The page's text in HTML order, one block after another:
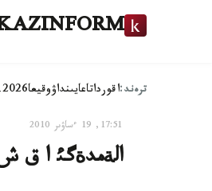
ترەند:اقورداتاعايىنداۋوقيعا2026-سايلاۋ
17:51, 19 ءساۋىر 2010
الةمدةگئ ا ق